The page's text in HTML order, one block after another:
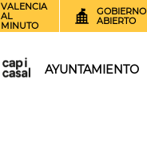
VALENCIA
AL
MINUTO
GOBIERNO
ABIERTO
AYUNTAMIENTO